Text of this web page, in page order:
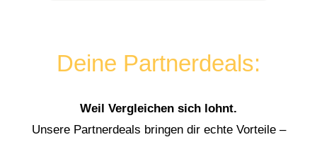
Deine Partnerdeals:
Weil Vergleichen sich lohnt.
Unsere Partnerdeals bringen dir echte Vorteile –